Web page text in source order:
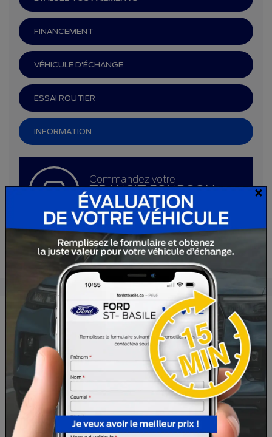
Spécifications
MÉCANIQUE
Moteur : V6 de 3,5 L injection directe et dans l'orifice
d'admission (polycarburant) -comprend : injection
dans l'orifice d'admission et compatibilité avec le
FINANCEMENT
VÉHICULE D'ÉCHANGE
ESSAI ROUTIER
INFORMATION
Commandez votre
TRANSIT FOURGON
TRONQUÉ
×